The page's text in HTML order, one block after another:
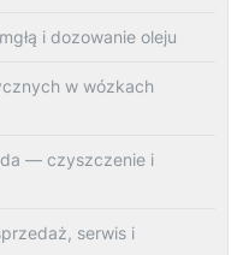
i dozowanie oleju
w wózkach
— czyszczenie i
serwis i